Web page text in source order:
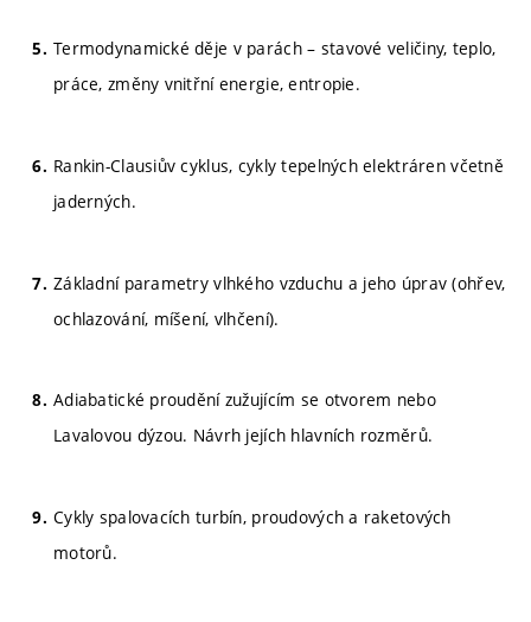
Termodynamické děje v parách – stavové veličiny, teplo,
práce, změny vnitřní energie, entropie.
Rankin-Clausiův cyklus, cykly tepelných elektráren včetně
jaderných.
Základní parametry vlhkého vzduchu a jeho úprav (ohřev,
ochlazování, míšení, vlhčení).
Adiabatické proudění zužujícím se otvorem nebo
Lavalovou dýzou. Návrh jejích hlavních rozměrů.
Cykly spalovacích turbín, proudových a raketových
motorů.